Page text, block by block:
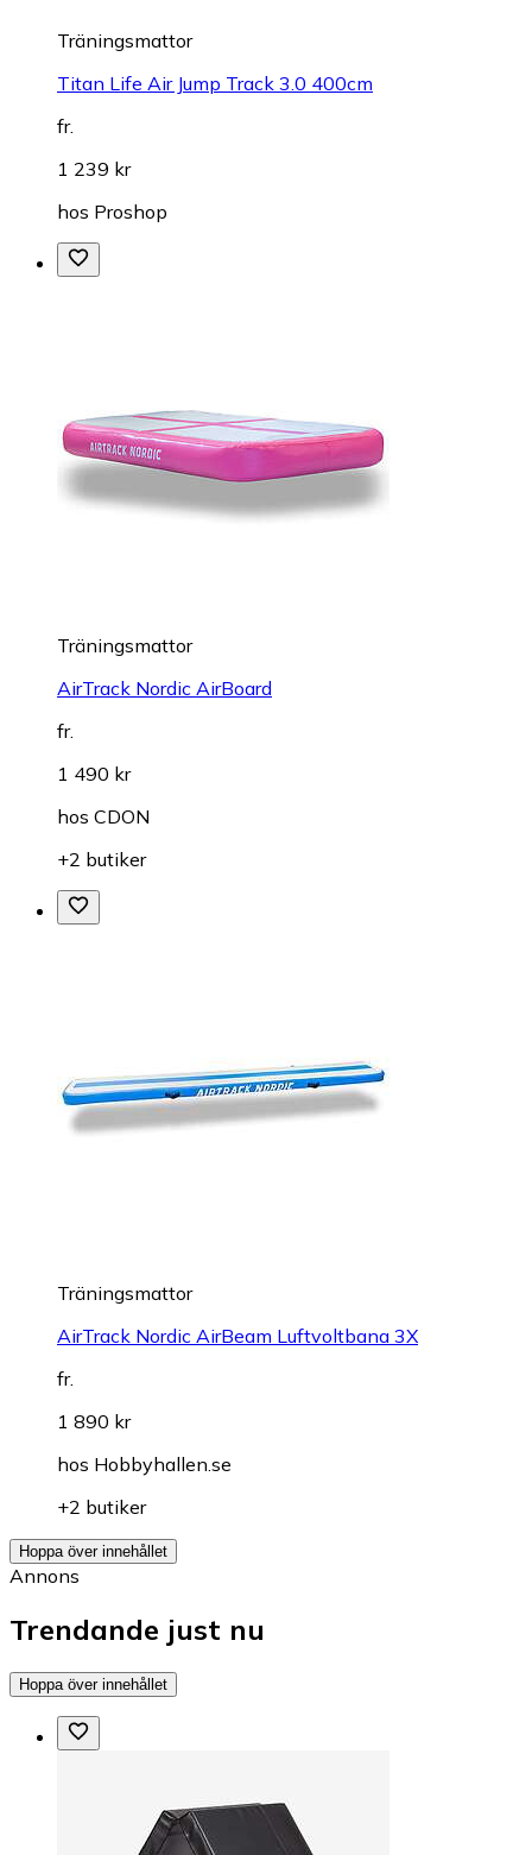
Träningsmattor
Titan Life Air Jump Track 3.0 400cm
fr.
1 239 kr
hos Proshop
Träningsmattor
AirTrack Nordic AirBoard
fr.
1 490 kr
hos CDON
+2 butiker
Träningsmattor
AirTrack Nordic AirBeam Luftvoltbana 3X
fr.
1 890 kr
hos Hobbyhallen.se
+2 butiker
Hoppa över innehållet
Annons
Trendande just nu
Hoppa över innehållet